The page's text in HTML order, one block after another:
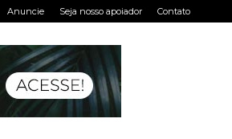
Anuncie Seja nosso apoiador Contato